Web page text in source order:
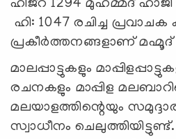
ഹിജ്റ 1294 മുഹമ്മദ് ഹാജി
ഹി: 1047 രചിച്ച
പ്രകീർത്തനങ്ങളാണ് മഹ്മൂദ്
മാലപ്പാട്ടുകളും
രചനകളും മാപ്പിള
മലയാളത്തിന്റെയും
സ്വാധീനം